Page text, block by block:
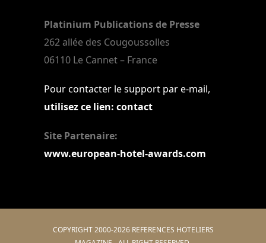
Platinium Publications de Presse
262 allée des Cougoussolles
06110 Le Cannet – France
Pour contacter le support par e-mail,
utilisez ce lien: contact
Site Partenaire:
www.european-hotel-awards.com
COPYRIGHT 2000-2026 REFERENCES HOTELIERS